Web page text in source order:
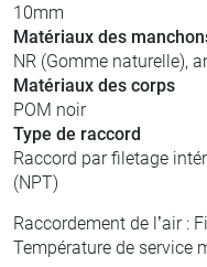
10mm
Matériaux des
NR (Gomme naturelle),
Matériaux des corps
POM noir
Type de raccord
Raccord par filetage
(NPT)
Raccordement de l’air :
Température de service